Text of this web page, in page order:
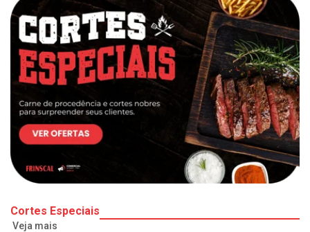
Cortes Especiais
Veja mais